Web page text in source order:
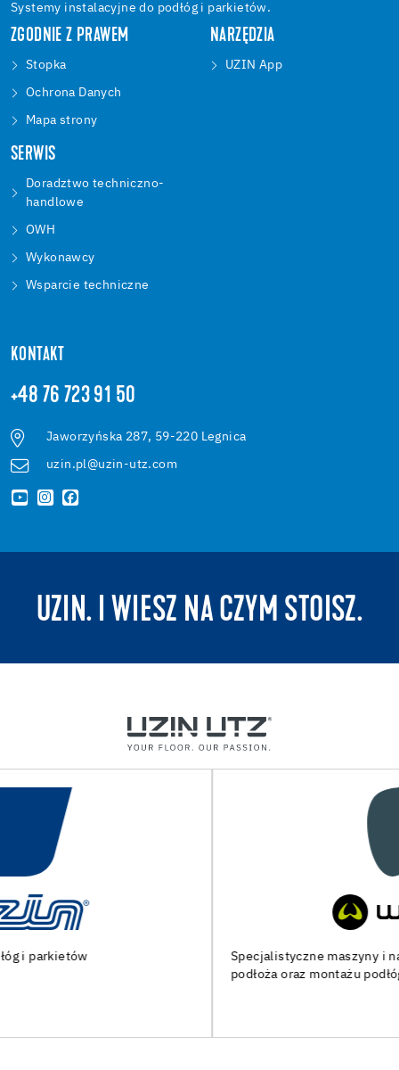
Systemy instalacyjne do podłóg i parkietów.
ZGODNIE Z PRAWEM
Stopka
Ochrona Danych
Mapa strony
NARZĘDZIA
UZIN App
SERWIS
Doradztwo techniczno-
handlowe
OWH
Wykonawcy
Wsparcie techniczne
KONTAKT
+48 76 723 91 50
Jaworzyńska 287, 59-220 Legnica
uzin.pl@uzin-utz.com
UZIN. I WIESZ NA CZYM STOISZ.
Specjalistyczne maszyny i narzędzia do przygotowania